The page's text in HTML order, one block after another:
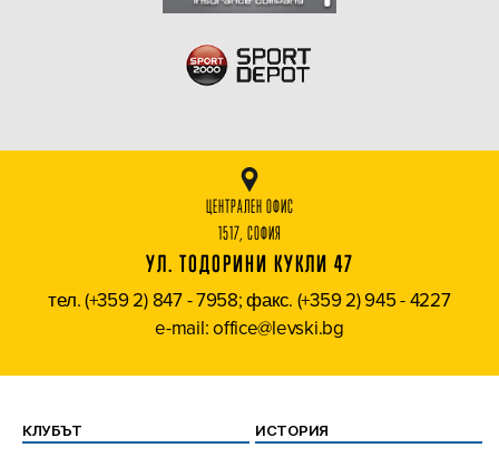
ЦЕНТРАЛЕН ОФИС
1517, СОФИЯ
УЛ. ТОДОРИНИ КУКЛИ 47
тел. (+359 2) 847 - 7958; факс. (+359 2) 945 - 4227
e-mail: office@levski.bg
КЛУБЪТ ИСТОРИЯ